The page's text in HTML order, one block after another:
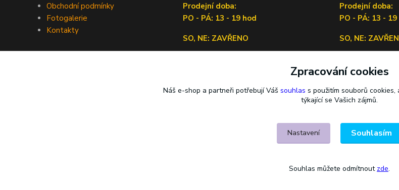
Obchodní podmínky
Fotogalerie
Kontakty
Prodejní doba:
PO - PÁ: 13 - 19 hod
SO, NE: ZAVŘENO
Prodejní
PO - PÁ: 13 -
SO, NE:
Lečkova 1519/9,
Zpracování cookies
Náš e-shop a partneři potřebují Váš souhlas s použitím souborů
týkající se Vašich zájmů.
Nastavení Souhlasím
Souhlas můžete odmítnout zde.